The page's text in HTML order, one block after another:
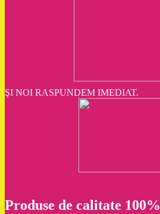
ŞI NOI RASPUNDEM IMEDIAT.
Produse de calitate 100%